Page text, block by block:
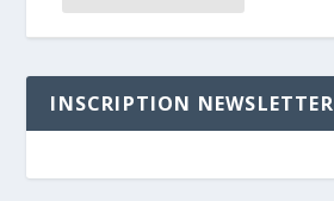
INSCRIPTION NEWSLETTER